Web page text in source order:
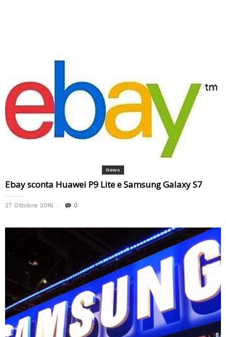
News
Ebay sconta Huawei P9 Lite e Samsung Galaxy S7
27 Ottobre 2016 0